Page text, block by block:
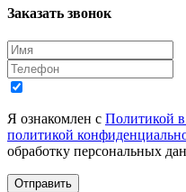
Заказать звонок
Я ознакомлен с Политикой
политикой
обработку персональных
Отправить